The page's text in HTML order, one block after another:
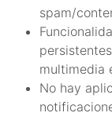
spam/
multimedia
No hay